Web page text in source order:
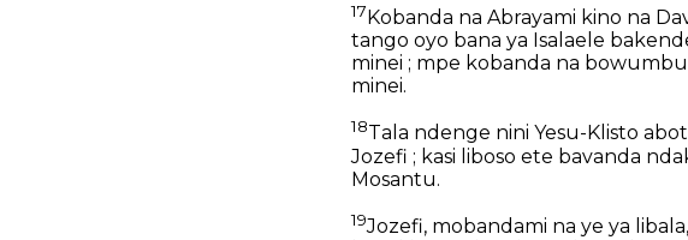
17 Kobanda na Abrayami kino na
tango oyo bana ya Isalaele
minei ; mpe kobanda na
minei.
18Tala ndenge nini Yesu-Klisto
Jozefi ; kasi liboso ete bavanda
Mosantu.
19Jozefi, mobandami na ye ya